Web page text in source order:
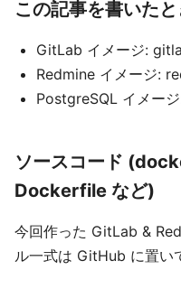
この記事を書いた
GitLab イメージ:
Redmine イメージ:
PostgreSQL イメー
ソースコード
Dockerfile など)
今回作った GitLab &
ル一式は GitHub に置い